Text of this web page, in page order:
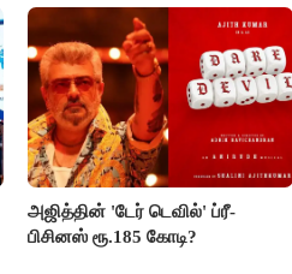
அஜித்தின் 'டேர் டெவில்' ப்ரீ-
பிசினஸ் ரூ.185 கோடி?